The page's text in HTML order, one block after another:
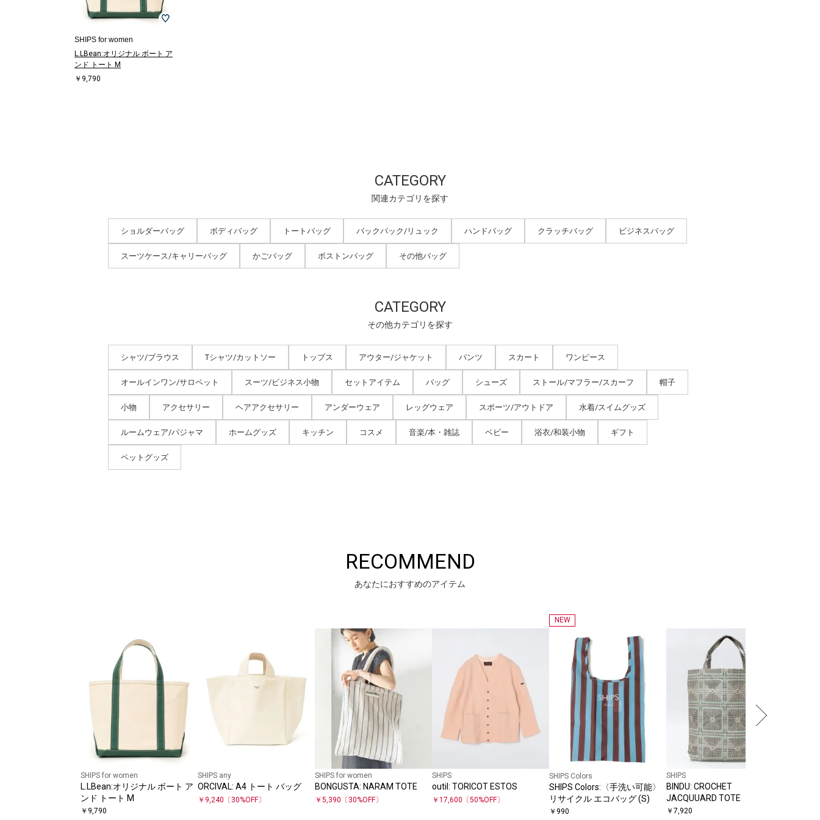
SHIPS for women
L.LBean:オリジナル ボート ア
ンド トート M
￥9,790
CATEGORY
関連カテゴリを探す
ショルダーバッグ ボディバッグ トートバッグ バックパック/リュック ハンドバッグ クラッチバッグ ビジネスバッグ
スーツケース/キャリーバッグ かごバッグ ボストンバッグ その他バッグ
CATEGORY
その他カテゴリを探す
シャツ/ブラウス Tシャツ/カットソー トップス アウター/ジャケット パンツ スカート ワンピース
オールインワン/サロペット スーツ/ビジネス小物 セットアイテム バッグ シューズ ストール/マフラー/スカーフ 帽子
小物 アクセサリー ヘアアクセサリー アンダーウェア レッグウェア スポーツ/アウトドア 水着/スイムグッズ
ルームウェア/パジャマ ホームグッズ キッチン コスメ 音楽/本・雑誌 ベビー 浴衣/和装小物 ギフト
ペットグッズ
RECOMMEND
あなたにおすすめのアイテム
SHIPS for women
L.LBean:オリジナル ボート ア
ンド トート M
￥ 9,790
SHIPS any
ORCIVAL: A4 トート バッグ
￥ 9,240 〔30%OFF〕
SHIPS for women
BONGUSTA: NARAM TOTE
￥ 5,390 〔30%OFF〕
SHIPS
outil: TORICOT ESTOS
￥ 17,600 〔50%OFF〕
NEW
SHIPS Colors
SHIPS Colors:〈手洗い可能〉
リサイクル エコバッグ (S)
￥ 990
SHIPS
BINDU: CROCHET
JACQUUARD TOTE
￥ 7,920